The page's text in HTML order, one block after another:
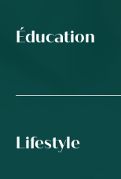
Éducation
Lifestyle